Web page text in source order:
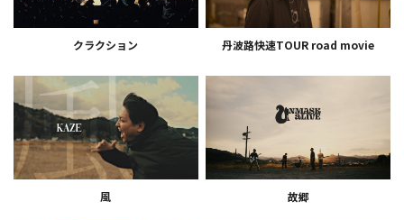
クラクション 丹波路快速TOUR road movie
風 故郷